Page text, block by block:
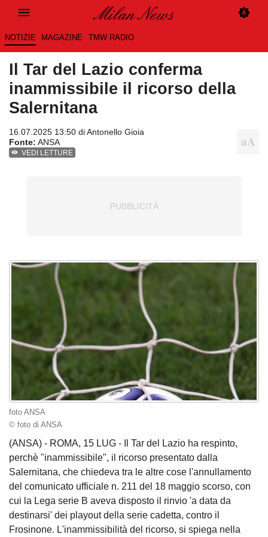
NOTIZIE MAGAZINE TMW RADIO
Il Tar del Lazio conferma
inammissibile il ricorso della
Salernitana
16.07.2025 13:50 diAntonello Gioia
Fonte: ANSA
VEDI LETTURE
foto ANSA
© foto di ANSA
(ANSA) - ROMA, 15 LUG - Il Tar del Lazio ha respinto,
perchè "inammissibile", il ricorso presentato dalla
Salernitana, che chiedeva tra le altre cose l'annullamento
del comunicato ufficiale n. 211 del 18 maggio scorso, con
cui la Lega serie B aveva disposto il rinvio 'a data da
destinarsi' dei playout della serie cadetta, contro il
Frosinone. L'inammissibilità del ricorso, si spiega nella